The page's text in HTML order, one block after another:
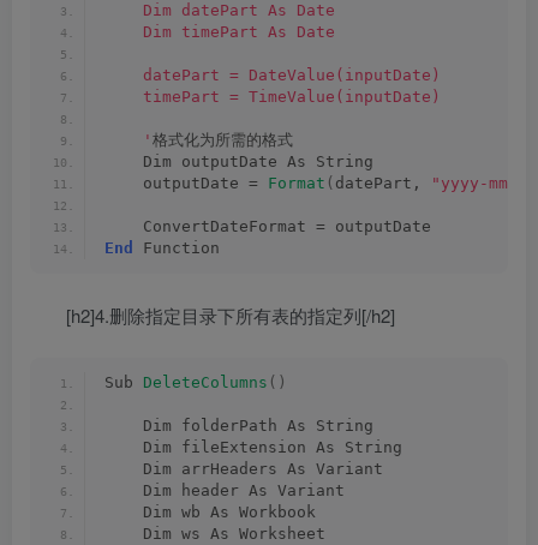
    Dim datePart As Date
    Dim timePart As Date
    datePart = DateValue(inputDate)
    timePart = TimeValue(inputDate)
    '
格式化为所需的格式
    Dim outputDate As String
    outputDate =
Format ( datePart, "yyyy-mm-
    ConvertDateFormat = outputDate
End
Function
[h2]4.删除指定目录下所有表的指定列[/h2]
Sub DeleteColumns ()
    Dim folderPath As String
    Dim fileExtension As String
    Dim arrHeaders As Variant
    Dim header As Variant
    Dim wb As Workbook
    Dim ws As Worksheet